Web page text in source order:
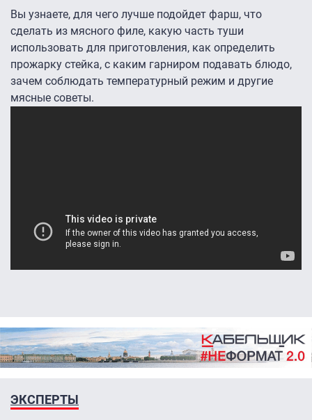
Вы узнаете, для чего лучше подойдет фарш, что
сделать из мясного филе, какую часть туши
использовать для приготовления, как определить
прожарку стейка, с каким гарниром подавать блюдо,
зачем соблюдать температурный режим и другие
мясные советы.
ЭКСПЕРТЫ